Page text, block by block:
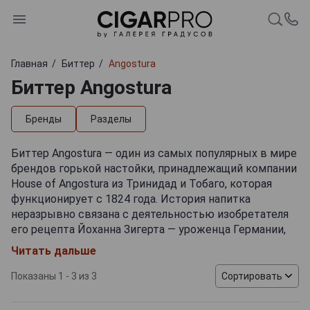
Главная Биттер Angostura
Биттер Angostura
Бренды Разделы
Биттер Angostura — один из самых популярных в мире
брендов горькой настойки, принадлежащий компании
House of Angostura из Тринидад и Тобаго, которая
функционирует с 1824 года. История напитка
неразрывно связана с деятельностью изобретателя
его рецепта Йоханна Зигерта — уроженца Германии,
трудившегося военным хирургом в Венесуэле.
Изначально спиртовой продукт на травах
предназначался для лечебного применения, однако он
больше полюбился дегустаторам благодаря
Читать дальше
Показаны 1 - 3 из 3 Сортировать